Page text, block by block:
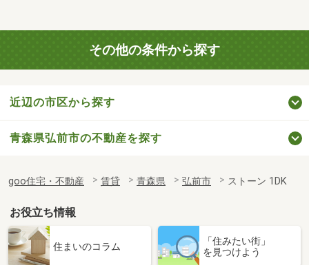
その他の条件から探す
近辺の市区から探す
青森県弘前市の不動産を探す
goo住宅・不動産 賃貸 青森県 弘前市 ストーン 1DK
お役立ち情報
住まいのコラム
「住みたい街」
を見つけよう